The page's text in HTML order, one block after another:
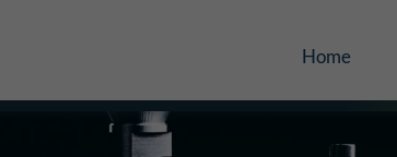
Home